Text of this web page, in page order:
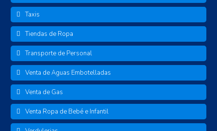
Taxis
Tiendas de Ropa
Transporte de Personal
Venta de Aguas Embotelladas
Venta de Gas
Venta Ropa de Bebé e Infantil